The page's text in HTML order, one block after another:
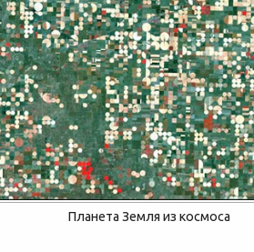
Планета Земля из космоса